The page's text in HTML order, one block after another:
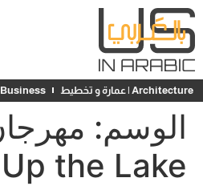
Architecture | عمارة و تخطيط Business | أعمال
الوسم:
Up the Lake